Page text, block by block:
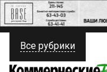
ПОЛИТИКА
Все рубрики